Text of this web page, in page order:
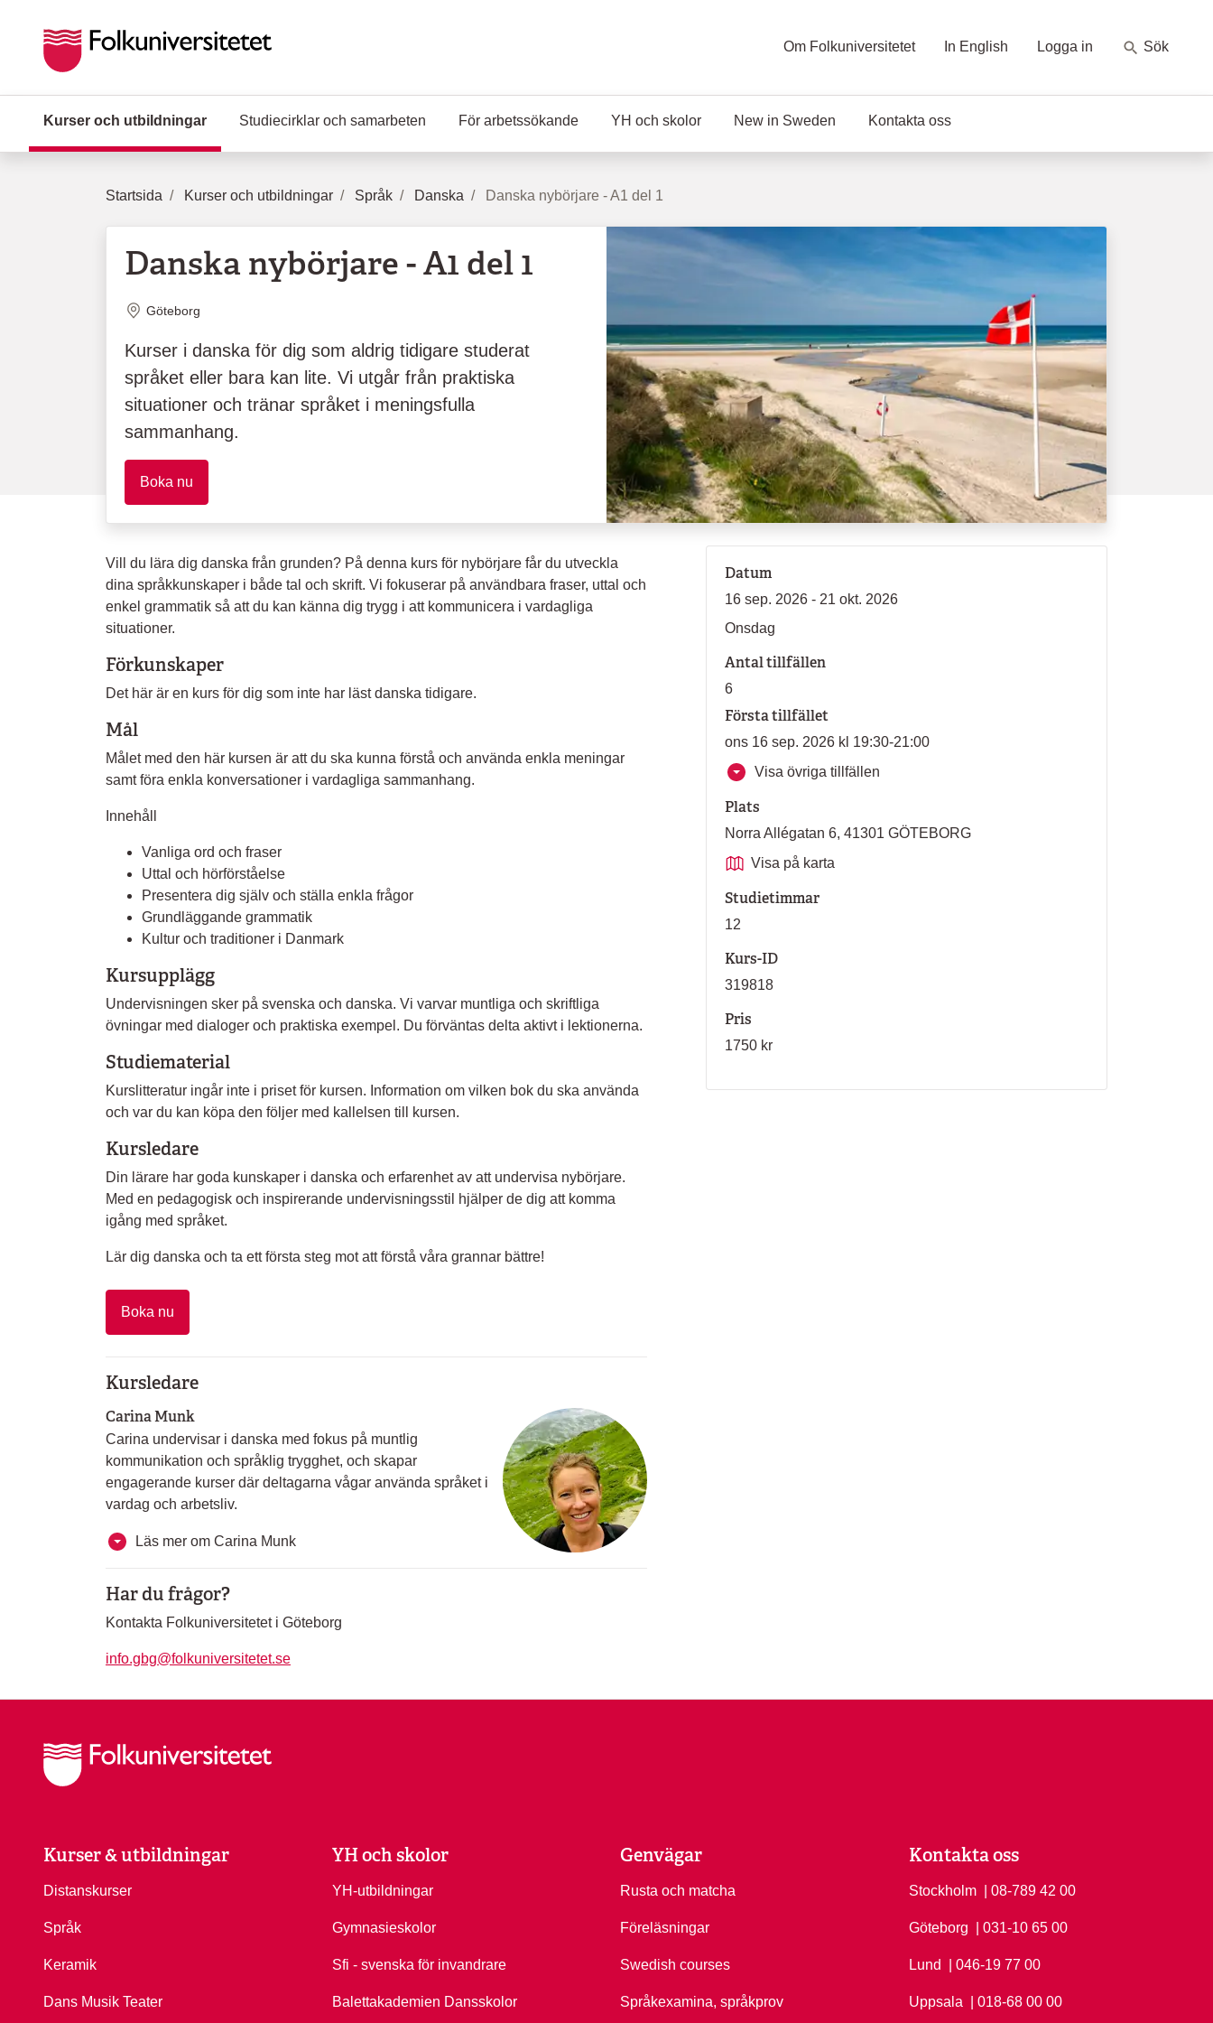
Om Folkuniversitetet In English Logga in Sök
Kurser och utbildningar (Aktuell sida)
Studiecirklar och samarbeten För arbetssökande YH och skolor New in Sweden Kontakta oss
Startsida Kurser och utbildningar Språk Danska Danska nybörjare - A1 del 1
Danska nybörjare - A1 del 1
Plats
Göteborg
Kurser i danska för dig som aldrig tidigare studerat
språket eller bara kan lite. Vi utgår från praktiska
situationer och tränar språket i meningsfulla
sammanhang.
Boka nu
Vill du lära dig danska från grunden? På denna kurs för nybörjare får du utveckla
dina språkkunskaper i både tal och skrift. Vi fokuserar på användbara fraser, uttal och
enkel grammatik så att du kan känna dig trygg i att kommunicera i vardagliga
situationer.
Förkunskaper
Det här är en kurs för dig som inte har läst danska tidigare.
Mål
Målet med den här kursen är att du ska kunna förstå och använda enkla meningar
samt föra enkla konversationer i vardagliga sammanhang.
Innehåll
Vanliga ord och fraser
Uttal och hörförståelse
Presentera dig själv och ställa enkla frågor
Grundläggande grammatik
Kultur och traditioner i Danmark
Kursupplägg
Undervisningen sker på svenska och danska. Vi varvar muntliga och skriftliga
övningar med dialoger och praktiska exempel. Du förväntas delta aktivt i lektionerna.
Studiematerial
Kurslitteratur ingår inte i priset för kursen. Information om vilken bok du ska använda
och var du kan köpa den följer med kallelsen till kursen.
Kursledare
Din lärare har goda kunskaper i danska och erfarenhet av att undervisa nybörjare.
Med en pedagogisk och inspirerande undervisningsstil hjälper de dig att komma
igång med språket.
Lär dig danska och ta ett första steg mot att förstå våra grannar bättre!
Boka nu
Kursledare
Carina Munk
Carina undervisar i danska med fokus på muntlig
kommunikation och språklig trygghet, och skapar
engagerande kurser där deltagarna vågar använda språket i
vardag och arbetsliv.
Läs mer om Carina Munk
Har du frågor?
Kontakta Folkuniversitetet i Göteborg
info.gbg@folkuniversitetet.se
Datum
16 sep. 2026 - 21 okt. 2026
Onsdag
Antal tillfällen
6
Första tillfället
ons 16 sep. 2026 kl 19:30-21:00
Visa övriga tillfällen
Plats
Norra Allégatan 6, 41301 GÖTEBORG
Visa på karta
Studietimmar
12
Kurs-ID
319818
Pris
1750 kr
Kurser & utbildningar
Distanskurser
Språk
Keramik
Dans Musik Teater
YH och skolor
YH-utbildningar
Gymnasieskolor
Sfi - svenska för invandrare
Balettakademien Dansskolor
Genvägar
Rusta och matcha
Föreläsningar
Swedish courses
Språkexamina, språkprov
Kontakta oss
Stockholm Ring Stockholm på
| 08-789 42 00
Göteborg Ring Göteborg på
| 031-10 65 00
Lund Ring Lund på
| 046-19 77 00
Uppsala Ring Uppsala på
| 018-68 00 00